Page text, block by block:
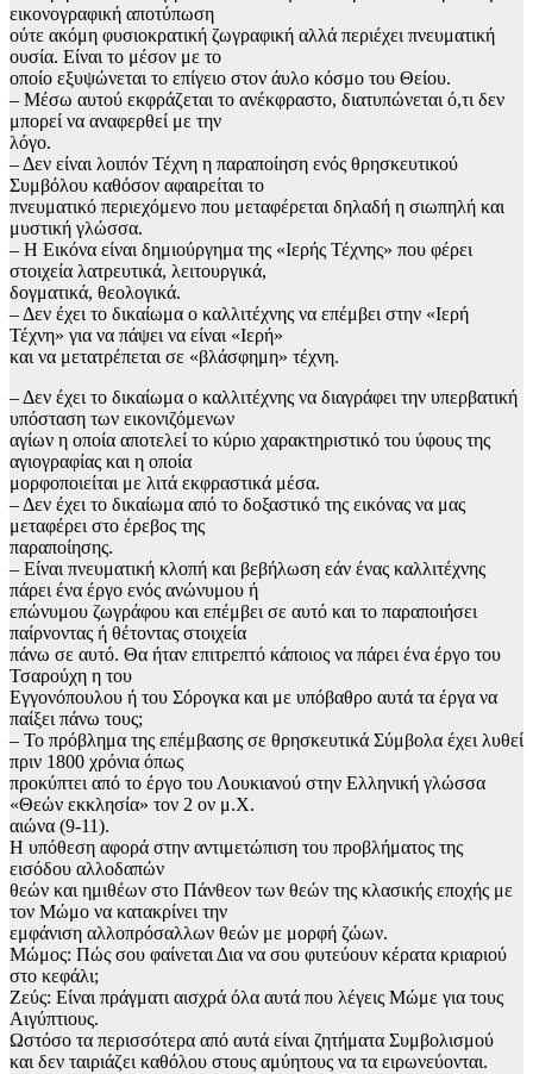
εικονογραφική αποτύπωση
ούτε ακόμη φυσιοκρατική ζωγραφική αλλά περιέχει πνευματική
ουσία. Είναι το μέσον με το
οποίο εξυψώνεται το επίγειο στον άυλο κόσμο του Θείου.
– Μέσω αυτού εκφράζεται το ανέκφραστο, διατυπώνεται ό,τι δεν
μπορεί να αναφερθεί με την
λόγο.
– Δεν είναι λοιπόν Τέχνη η παραποίηση ενός θρησκευτικού
Συμβόλου καθόσον αφαιρείται το
πνευματικό περιεχόμενο που μεταφέρεται δηλαδή η σιωπηλή και
μυστική γλώσσα.
– Η Εικόνα είναι δημιούργημα της «Ιερής Τέχνης» που φέρει
στοιχεία λατρευτικά, λειτουργικά,
δογματικά, θεολογικά.
– Δεν έχει το δικαίωμα ο καλλιτέχνης να επέμβει στην «Ιερή
Τέχνη» για να πάψει να είναι «Ιερή»
και να μετατρέπεται σε «βλάσφημη» τέχνη.
– Δεν έχει το δικαίωμα ο καλλιτέχνης να διαγράφει την υπερβατική
υπόσταση των εικονιζόμενων
αγίων η οποία αποτελεί το κύριο χαρακτηριστικό του ύφους της
αγιογραφίας και η οποία
μορφοποιείται με λιτά εκφραστικά μέσα.
– Δεν έχει το δικαίωμα από το δοξαστικό της εικόνας να μας
μεταφέρει στο έρεβος της
παραποίησης.
– Είναι πνευματική κλοπή και βεβήλωση εάν ένας καλλιτέχνης
πάρει ένα έργο ενός ανώνυμου ή
επώνυμου ζωγράφου και επέμβει σε αυτό και το παραποιήσει
παίρνοντας ή θέτοντας στοιχεία
πάνω σε αυτό. Θα ήταν επιτρεπτό κάποιος να πάρει ένα έργο του
Τσαρούχη η του
Εγγονόπουλου ή του Σόρογκα και με υπόβαθρο αυτά τα έργα να
παίξει πάνω τους;
– Το πρόβλημα της επέμβασης σε θρησκευτικά Σύμβολα έχει λυθεί
πριν 1800 χρόνια όπως
προκύπτει από το έργο του Λουκιανού στην Ελληνική γλώσσα
«Θεών εκκλησία» τον 2 ον μ.Χ.
αιώνα (9-11).
Η υπόθεση αφορά στην αντιμετώπιση του προβλήματος της
εισόδου αλλοδαπών
θεών και ημιθέων στο Πάνθεον των θεών της κλασικής εποχής με
τον Μώμο να κατακρίνει την
εμφάνιση αλλοπρόσαλλων θεών με μορφή ζώων.
Μώμος: Πώς σου φαίνεται Δια να σου φυτεύουν κέρατα κριαριού
στο κεφάλι;
Ζεύς: Είναι πράγματι αισχρά όλα αυτά που λέγεις Μώμε για τους
Αιγύπτιους.
Ωστόσο τα περισσότερα από αυτά είναι ζητήματα Συμβολισμού
και δεν ταιριάζει καθόλου στους αμύητους να τα ειρωνεύονται.